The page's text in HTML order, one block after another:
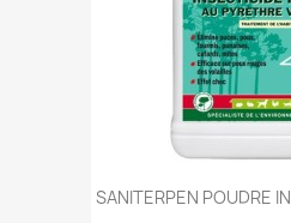
SANITERPEN POUDRE